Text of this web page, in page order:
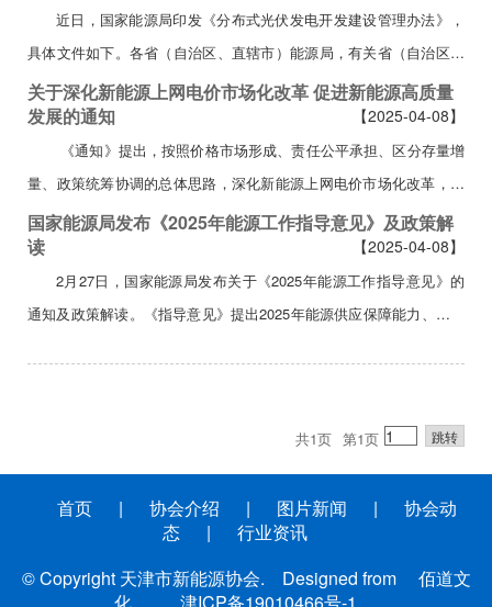
近日，国家能源局印发《分布式光伏发电开发建设管理办法》，
具体文件如下。各省（自治区、直辖市）能源局，有关省（自治区、
直辖市）及新疆生产建设兵团发展改革委，各派出机构，国家电网有
限公司、中国南方电网有限责任公司、内蒙古电力（集团）有限责任
公司，有关发电企业，水电水利规划设计总院、电力规划设计总院，
国家...
关于深化新能源上网电价市场化改革 促进新能源高质量
发展的通知
【2025-04-08】
《通知》提出，按照价格市场形成、责任公平承担、区分存量增
量、政策统筹协调的总体思路，深化新能源上网电价市场化改革，推
动风电、太阳能发电等新能源上网电量全部进入电力市场，上网电价
通过市场交易形成；同步建立支持新能源可持续发展的价格结算机
制，区分存量和增量项目分类施策，促进行业高质量发展。
《通...
国家能源局发布《2025年能源工作指导意见》及政策解
读
【2025-04-08】
2月27日，国家能源局发布关于《2025年能源工作指导意见》的
通知及政策解读。《指导意见》提出2025年能源供应保障能力、绿色
共1页 第1页
首页 | 协会介绍 | 图片新闻 |
协会动
态
|
行业资讯
© Copyright 天津市新能源协会. Designed from
佰道文